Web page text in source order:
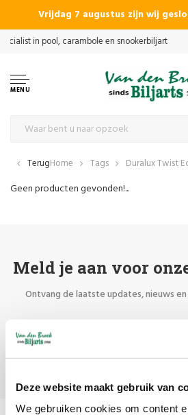
Deze website maakt gebruik van
We gebruiken cookies om content
Vrijdag 7 augustus zijn wij
MENU
TerugHome Tags Duralux Twist
Geen producten gevonden!...
Meld je aan voor
Ontvang de laatste updates, nieuws